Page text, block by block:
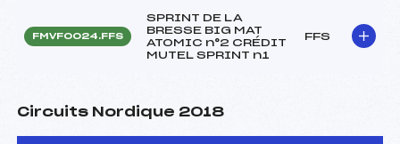
FMVF0024.FFS
SPRINT DE LA
BRESSE BIG MAT
ATOMIC n°2 CRÉDIT
MUTEL SPRINT n1
FFS
Circuits Nordique 2018